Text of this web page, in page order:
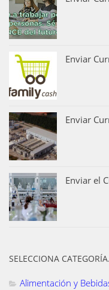
Enviar
Enviar
Enviar el
SELECCIONA
Alimentación y